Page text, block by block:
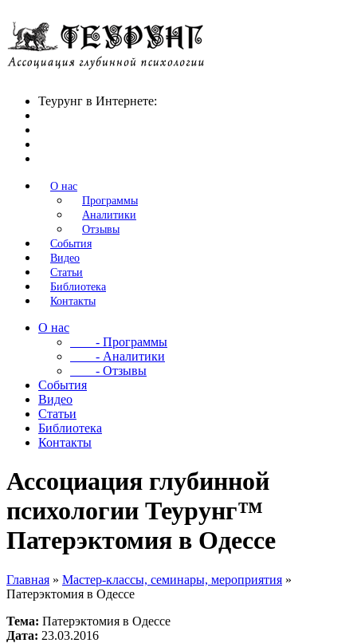
Теурунг в Интернете:
О нас
Программы
Аналитики
Отзывы
События
Видео
Статьи
Библиотека
Контакты
О нас
- Программы
- Аналитики
- Отзывы
События
Видео
Статьи
Библиотека
Контакты
Ассоциация глубинной
психологии Теурунг™
Патерэктомия в Одессе
Главная » Мастер-классы, семинары, мероприятия »
Патерэктомия в Одессе
Тема: Патерэктомия в Одессе
Дата: 23.03.2016